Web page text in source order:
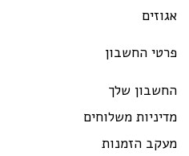
החשבון
שלך
משלוחים
הזמנות